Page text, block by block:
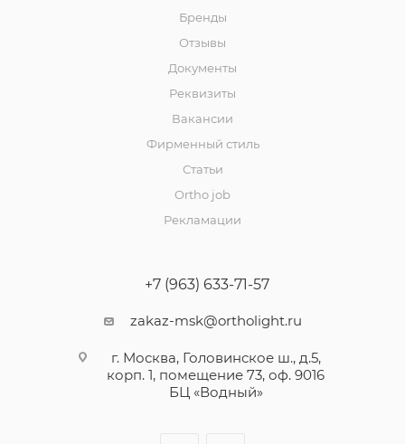
Бренды
Отзывы
Документы
Реквизиты
Вакансии
Фирменный стиль
Статьи
Ortho job
Рекламации
+7 (963) 633-71-57
zakaz-msk@ortholight.ru
г. Москва, Головинское ш., д.5,
корп. 1, помещение 73, оф. 9016
БЦ «Водный»